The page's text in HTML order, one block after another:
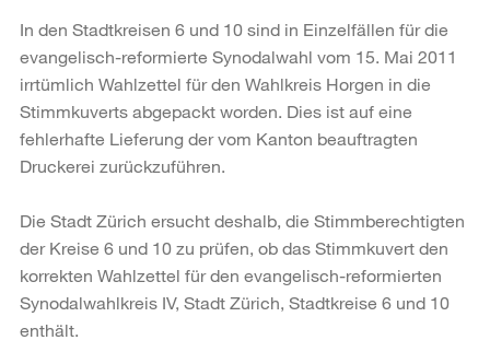
In den Stadtkreisen 6 und 10 sind in Einzelfällen für die
evangelisch-reformierte Synodalwahl vom 15. Mai 2011
irrtümlich Wahlzettel für den Wahlkreis Horgen in die
Stimmkuverts abgepackt worden. Dies ist auf eine
fehlerhafte Lieferung der vom Kanton beauftragten
Druckerei zurückzuführen.
Die Stadt Zürich ersucht deshalb, die Stimmberechtigten
der Kreise 6 und 10 zu prüfen, ob das Stimmkuvert den
korrekten Wahlzettel für den evangelisch-reformierten
Synodalwahlkreis IV, Stadt Zürich, Stadtkreise 6 und 10
enthält.